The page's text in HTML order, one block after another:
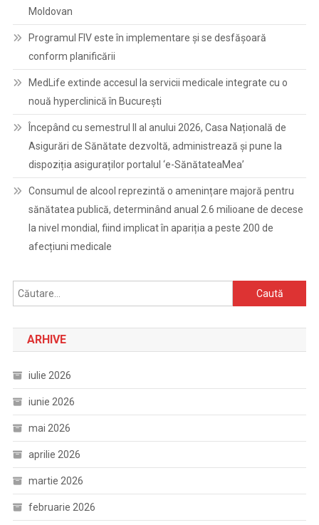
Moldovan
Programul FIV este în implementare și se desfășoară
conform planificării
MedLife extinde accesul la servicii medicale integrate cu o
nouă hyperclinică în București
Începând cu semestrul II al anului 2026, Casa Națională de
Asigurări de Sănătate dezvoltă, administrează și pune la
dispoziția asiguraților portalul ‘e-SănătateaMea’
Consumul de alcool reprezintă o amenințare majoră pentru
sănătatea publică, determinând anual 2.6 milioane de decese
la nivel mondial, fiind implicat în apariția a peste 200 de
afecțiuni medicale
Caută
după:
ARHIVE
iulie 2026
iunie 2026
mai 2026
aprilie 2026
martie 2026
februarie 2026